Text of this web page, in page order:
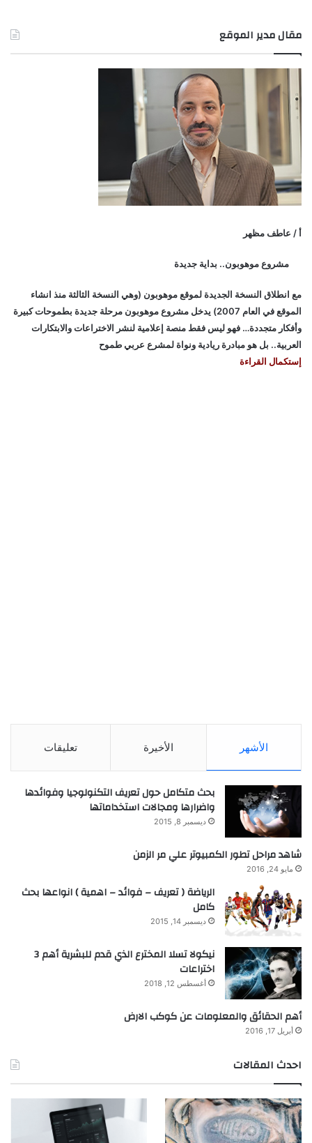
مقال مدير الموقع
أ / عاطف مظهر
مشروع موهوبون.. بداية جديدة
مع انطلاق النسخة الجديدة لموقع موهوبون (وهي النسخة الثالثة منذ انشاء
الموقع في العام 2007) يدخل مشروع موهوبون مرحلة جديدة بطموحات كبيرة
وأفكار متجددة… فهو ليس فقط منصة إعلامية لنشر الاختراعات والابتكارات
العربية.. بل هو مبادرة ريادية ونواة لمشرع عربي طموح
إستكمال القراءة
الأشهر الأخيرة تعليقات
بحث متكامل حول تعريف التكنولوجيا وفوائدها
واضرارها ومجالات استخداماتها
ديسمبر 8, 2015
شاهد مراحل تطور الكمبيوتر علي مر الزمن
مايو 24, 2016
الرياضة ( تعريف – فوائد – اهمية ) انواعها بحث
كامل
ديسمبر 14, 2015
نيكولا تسلا المخترع الذي قدم للبشرية أهم 3
اختراعات
أغسطس 12, 2018
أهم الحقائق والمعلومات عن كوكب الارض
أبريل 17, 2016
احدث المقالات